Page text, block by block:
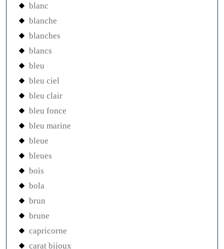
blanc
blanche
blanches
blancs
bleu
bleu ciel
bleu clair
bleu fonce
bleu marine
bleue
bleues
bois
bola
brun
brune
capricorne
carat bijoux